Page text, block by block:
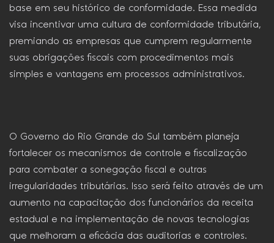
base em seu histórico de conformidade. Essa medida
visa incentivar uma cultura de conformidade tributária,
premiando as empresas que cumprem regularmente
suas obrigações fiscais com procedimentos mais
simples e vantagens em processos administrativos.
O Governo do Rio Grande do Sul também planeja
fortalecer os mecanismos de controle e fiscalização
para combater a sonegação fiscal e outras
irregularidades tributárias. Isso será feito através de um
aumento na capacitação dos funcionários da receita
estadual e na implementação de novas tecnologias
que melhoram a eficácia das auditorias e controles.